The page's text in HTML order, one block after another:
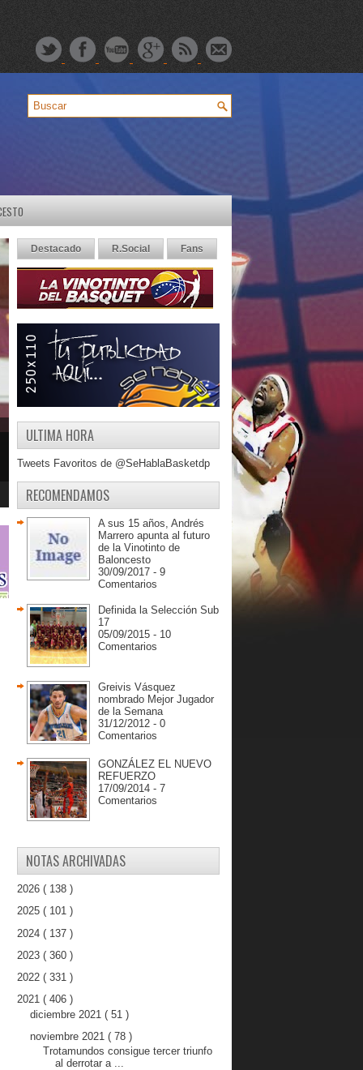
Destacado R.Social Fans
ULTIMA HORA
Tweets Favoritos de @SeHablaBasketdp
RECOMENDAMOS
A sus 15 años, Andrés
Marrero apunta al futuro
de la Vinotinto de
Baloncesto
30/09/2017 - 9
Comentarios
Definida la Selección Sub
17
05/09/2015 - 10
Comentarios
Greivis Vásquez
nombrado Mejor Jugador
de la Semana
31/12/2012 - 0
Comentarios
GONZÁLEZ EL NUEVO
REFUERZO
17/09/2014 - 7
Comentarios
NOTAS ARCHIVADAS
2026 ( 138 )
2025 ( 101 )
2024 ( 137 )
2023 ( 360 )
2022 ( 331 )
2021 ( 406 )
diciembre 2021 ( 51 )
noviembre 2021 ( 78 )
Trotamundos consigue tercer triunfo
al derrotar a ...